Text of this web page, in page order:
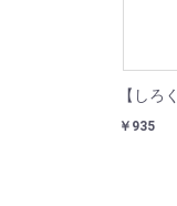
【しろ
￥935